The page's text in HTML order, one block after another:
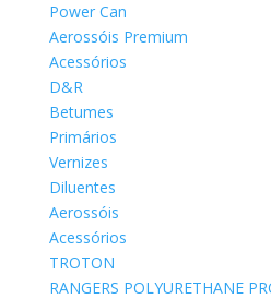
Power Can
Aerossóis Premium
Acessórios
D&R
Betumes
Primários
Vernizes
Diluentes
Aerossóis
Acessórios
TROTON
RANGERS POLYURETHANE